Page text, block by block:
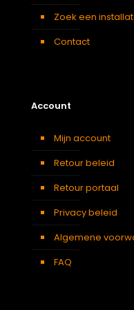
Zoek een
Contact
Account
Mijn account
Retour beleid
Retour portaal
Privacy beleid
Algemene
FAQ